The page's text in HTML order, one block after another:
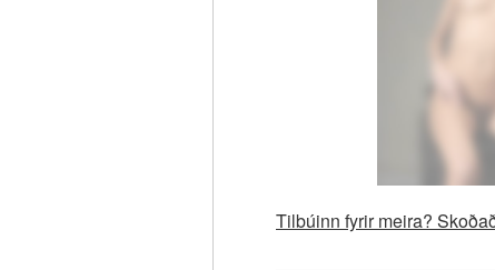
Tilbúinn fyrir meira?